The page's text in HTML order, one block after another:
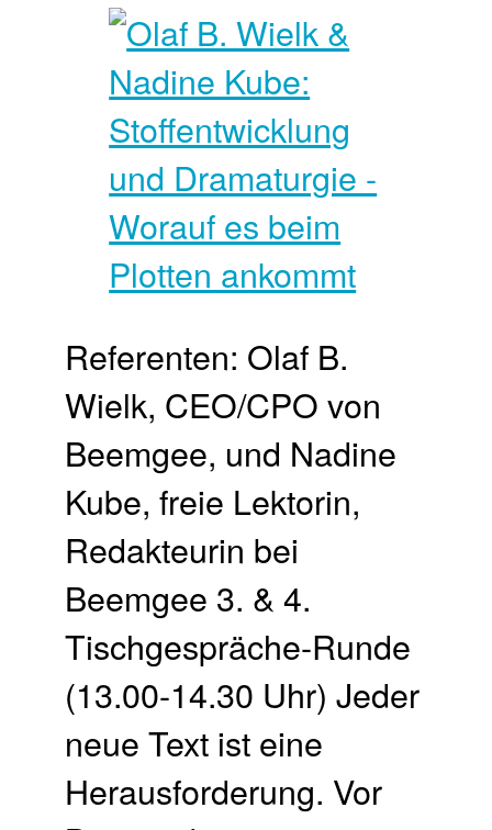
Referenten: Olaf B.
Wielk, CEO/CPO von
Beemgee, und Nadine
Kube, freie Lektorin,
Redakteurin bei
Beemgee 3. & 4.
Tischgespräche-Runde
(13.00-14.30 Uhr) Jeder
neue Text ist eine
Herausforderung. Vor